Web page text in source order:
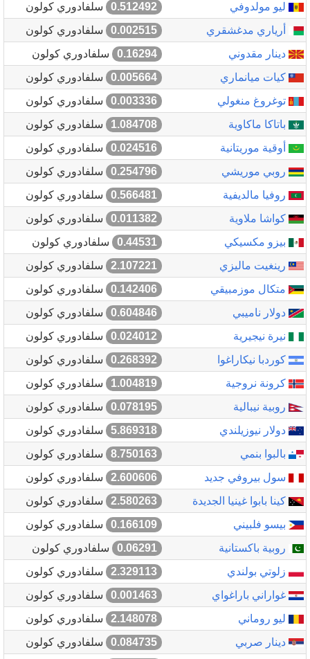
ليو مولدوفي
0.512492
سلفادوري كولون
أرياري مدغشقري
0.002515
سلفادوري كولون
دينار مقدوني
0.16294
سلفادوري كولون
كيات ميانماري
0.005664
سلفادوري كولون
توغروغ منغولي
0.003336
سلفادوري كولون
باتاكا ماكاوية
1.084708
سلفادوري كولون
أوقية موريتانية
0.024516
سلفادوري كولون
روبي موريشي
0.254796
سلفادوري كولون
روفيا مالديفية
0.566481
سلفادوري كولون
كواشا ملاوية
0.011382
سلفادوري كولون
بيزو مكسيكي
0.44531
سلفادوري كولون
رينغيت ماليزي
2.107221
سلفادوري كولون
متكال موزمبيقي
0.142406
سلفادوري كولون
دولار ناميبي
0.604846
سلفادوري كولون
نيرة نيجيرية
0.024012
سلفادوري كولون
كوردبا نيكاراغوا
0.268392
سلفادوري كولون
كرونة نروجية
1.004819
سلفادوري كولون
روبية نيبالية
0.078195
سلفادوري كولون
دولار نيوزيلندي
5.869318
سلفادوري كولون
بالبوا بنمي
8.750163
سلفادوري كولون
سول بيروفي جديد
2.600606
سلفادوري كولون
كينا بابوا غينيا الجديدة
2.580263
سلفادوري كولون
بيسو فلبيني
0.166109
سلفادوري كولون
روبية باكستانية
0.06291
سلفادوري كولون
زلوتي بولندي
2.329113
سلفادوري كولون
غواراني باراغواي
0.001463
سلفادوري كولون
ليو روماني
2.148078
سلفادوري كولون
دينار صربي
0.084735
سلفادوري كولون